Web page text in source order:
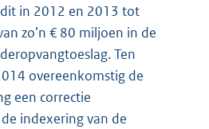
in 2012 en 2013 tot
zo’n € 80 miljoen in de
Ten
overeenkomstig de
een correctie
indexering van de